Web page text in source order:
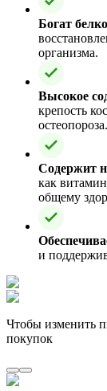
Богат
организма.
Высокое
крепость
остеопороза.
Содержит
как
общему
и
Чтобы изменить
покупок